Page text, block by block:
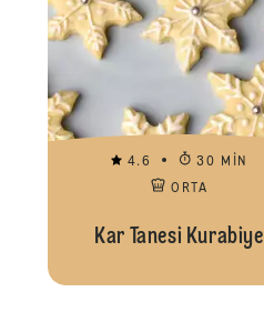
4.6
30 MIN
ORTA
Kar Tanesi Kurabiye